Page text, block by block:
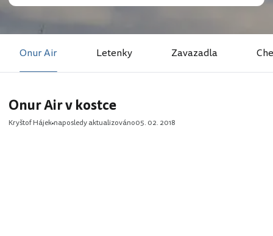
Onur Air Letenky Zavazadla
Onur Air v kostce
Kryštof Hájek naposledy aktualizováno05. 02. 2018